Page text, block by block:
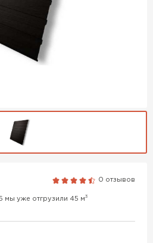
0 отзывов
мы уже отгрузили 45 м3